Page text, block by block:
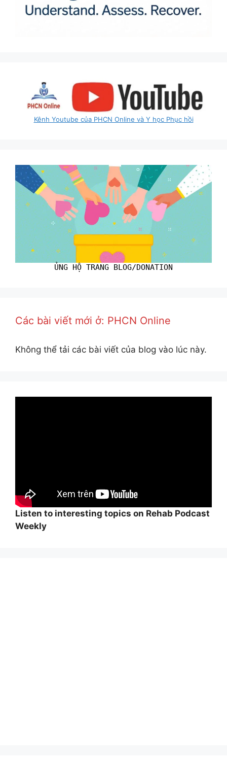
Kênh Youtube của PHCN Online và Y học Phục hồi
ỦNG HỘ TRANG BLOG/DONATION
Các bài viết mới ở: PHCN Online
Không thể tải các bài viết của blog vào lúc này.
Listen to interesting topics on Rehab Podcast
Weekly